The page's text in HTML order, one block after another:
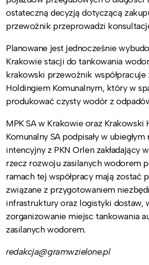
ostateczną decyzją dotyczącą
przewoźnik przeprowadzi
Planowane jest jednocześnie
Krakowie stacji do tankowania
krakowski przewoźnik współpracuje
Holdingiem Komunalnym, który w
produkować czysty wodór z
MPK SA w Krakowie oraz Krakowski
Komunalny SA podpisały w
intencyjny z PKN Orlen zakładający
rzecz rozwoju zasilanych wodorem
ramach tej współpracy mają zostać
związane z przygotowaniem
infrastruktury oraz logistyki dostaw,
zorganizowanie miejsc tankowania
zasilanych wodorem.